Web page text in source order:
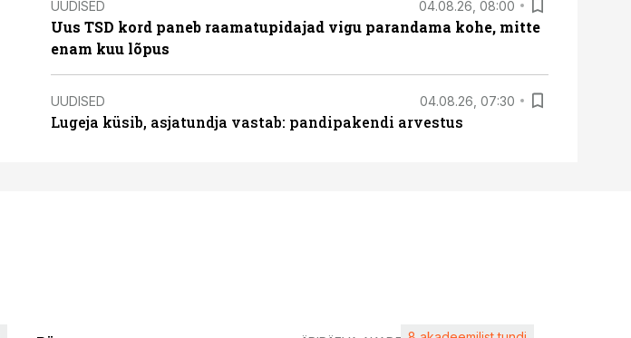
UUDISED 04.08.26, 08:00
Uus TSD kord paneb raamatupidajad vigu parandama kohe, mitte
enam kuu lõpus
UUDISED 04.08.26, 07:30
Lugeja küsib, asjatundja vastab: pandipakendi arvestus